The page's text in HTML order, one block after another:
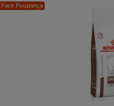
Pack Poupança